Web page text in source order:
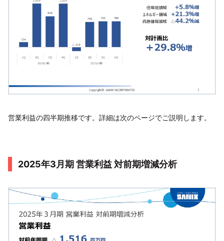
営業利益の四半期推移です。詳細は次のページでご説明します。
2025年3月期 営業利益 対前期増減分析